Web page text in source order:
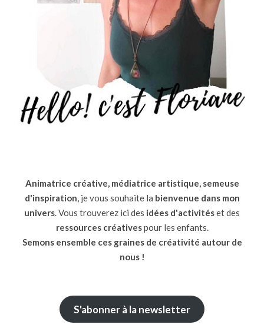
Animatrice créative, médiatrice artistique, semeuse
d'inspiration, je vous souhaite la bienvenue dans mon
univers. Vous trouverez ici des idées d'activitéset des
ressources créativespour les enfants.
Semons ensemble ces graines de créativité autour de
nous !
S'abonner à la newsletter